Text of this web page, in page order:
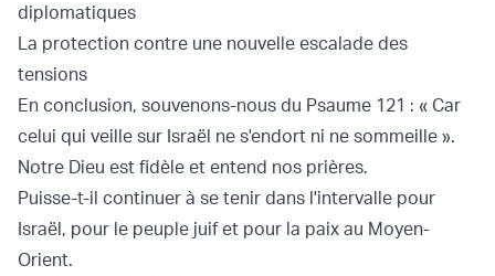
diplomatiques
La protection contre une nouvelle escalade des
tensions
En conclusion, souvenons-nous du Psaume 121 : « Car
celui qui veille sur Israël ne s'endort ni ne sommeille ».
Notre Dieu est fidèle et entend nos prières.
Puisse-t-il continuer à se tenir dans l'intervalle pour
Israël, pour le peuple juif et pour la paix au Moyen-
Orient.